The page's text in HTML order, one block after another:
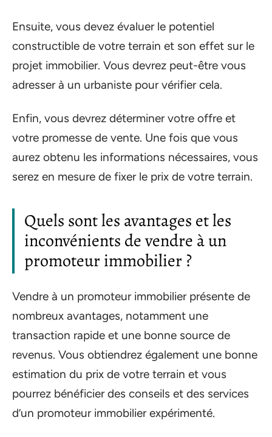
Ensuite, vous devez évaluer le potentiel
constructible de votre terrain et son effet sur le
projet immobilier. Vous devrez peut-être vous
adresser à un urbaniste pour vérifier cela.
Enfin, vous devrez déterminer votre offre et
votre promesse de vente. Une fois que vous
aurez obtenu les informations nécessaires, vous
serez en mesure de fixer le prix de votre terrain.
Quels sont les avantages et les
inconvénients de vendre à un
promoteur immobilier ?
Vendre à un promoteur immobilier présente de
nombreux avantages, notamment une
transaction rapide et une bonne source de
revenus. Vous obtiendrez également une bonne
estimation du prix de votre terrain et vous
pourrez bénéficier des conseils et des services
d’un promoteur immobilier expérimenté.